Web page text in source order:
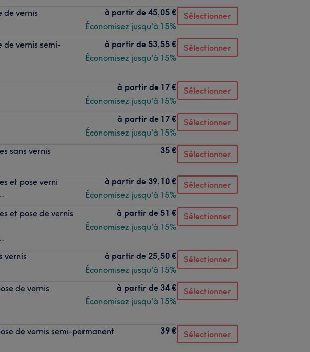
de vernis
à partir de 45,05 €
Économisez jusqu'à 15%
Sélectionner
de vernis semi-
à partir de 53,55 €
Économisez jusqu'à 15%
Sélectionner
à partir de 17 €
Économisez jusqu'à 15%
Sélectionner
à partir de 17 €
Économisez jusqu'à 15%
Sélectionner
sans vernis
35 € Sélectionner
et pose verni
à partir de 39,10 €
Économisez jusqu'à 15%
Sélectionner
et pose de vernis
à partir de 51 €
Économisez jusqu'à 15%
Sélectionner
vernis
à partir de 25,50 €
Économisez jusqu'à 15%
Sélectionner
de vernis
à partir de 34 €
Économisez jusqu'à 15%
Sélectionner
de vernis semi-permanent
39 € Sélectionner